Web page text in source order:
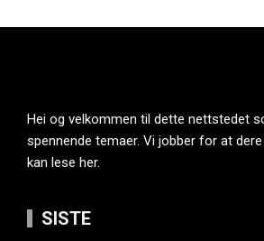
Hei og velkommen til dette nettstedet
spennende temaer. Vi jobber for at
kan lese her.
SISTE